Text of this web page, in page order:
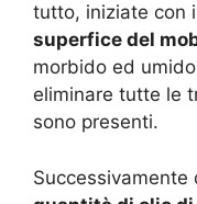
tutto, iniziate con
superfice del
morbido ed
eliminare tutte le
sono presenti.
Successivamente